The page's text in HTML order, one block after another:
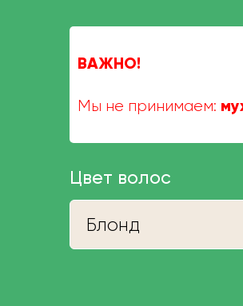
ВАЖНО!
Мы не принимаем:
Цвет волос
Блонд